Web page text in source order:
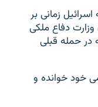
آزاد زمانی بر
دفاع ملکی
حمله قبلی
خود خوانده و